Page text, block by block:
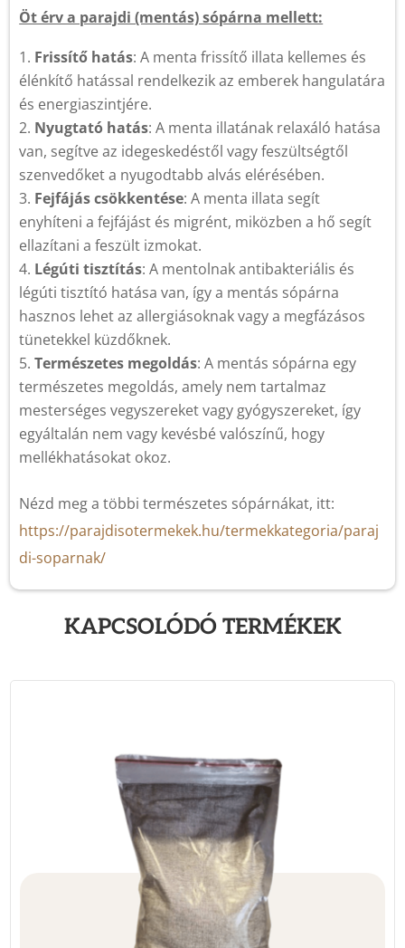
Öt érv a parajdi (mentás) sópárna mellett:
Frissítő hatás: A menta frissítő illata kellemes és
élénkítő hatással rendelkezik az emberek hangulatára
és energiaszintjére.
Nyugtató hatás: A menta illatának relaxáló hatása
van, segítve az idegeskedéstől vagy feszültségtől
szenvedőket a nyugodtabb alvás elérésében.
Fejfájás csökkentése: A menta illata segít
enyhíteni a fejfájást és migrént, miközben a hő segít
ellazítani a feszült izmokat.
Légúti tisztítás: A mentolnak antibakteriális és
légúti tisztító hatása van, így a mentás sópárna
hasznos lehet az allergiásoknak vagy a megfázásos
tünetekkel küzdőknek.
Természetes megoldás: A mentás sópárna egy
természetes megoldás, amely nem tartalmaz
mesterséges vegyszereket vagy gyógyszereket, így
egyáltalán nem vagy kevésbé valószínű, hogy
mellékhatásokat okoz.
Nézd meg a többi természetes sópárnákat, itt:
https://parajdisotermekek.hu/termekkategoria/paraj
di-soparnak/
KAPCSOLÓDÓ TERMÉKEK